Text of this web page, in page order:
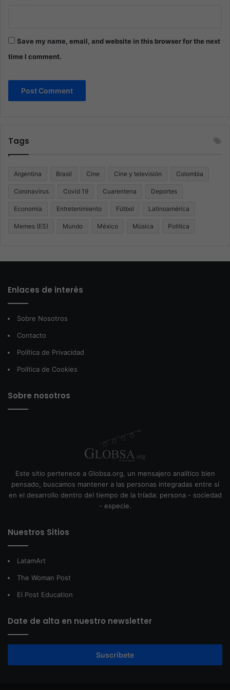
Save my name, email, and website in this browser for the next
time I comment.
Tags
Argentina Brasil Cine Cine y televisión Colombia
Coronavirus Covid 19 Cuarentena Deportes
Economía Entretenimiento Fútbol Latinoamérica
Memes (ES) Mundo México Música Politica
Enlaces de interés
Sobre Nosotros
Contacto
Política de Privacidad
Política de Cookies
Sobre nosotros
Este sitio pertenece a Globsa.org, un mensajero analítico bien
pensado, buscamos mantener a las personas integradas entre sí
en el desarrollo dentro del tiempo de la tríada: persona - sociedad
- especie.
Nuestros Sitios
LatamArt
The Woman Post
El Post Education
Date de alta en nuestro newsletter
Suscríbete